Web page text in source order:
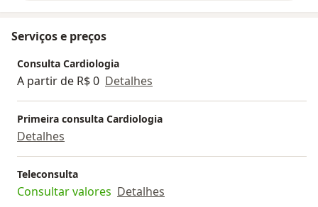
esposa nos encantamos desde a primeira vez e cada
vez mais me afinizo com o povo e o ritmo da cidade.
Desta forma, coloco à disposição de todas as pessoas
que me procuram, a minha experiência, empatia e
conhecimento, fruto do estudo e aprendizado
CARDIOLOGIA PREVENTIVA, ENVELHECIMENTO
SAUDÁVEL e CARDIOGERIATRIA. Também realizo
avaliações clínicas e cardiológicas, consultas de
física, avaliações pré-operatórias, e tratamento das
principais doenças do coração.
Serviços e preços
Consulta Cardiologia
A partir de R$ 0 Detalhes
Primeira consulta Cardiologia
Detalhes
Teleconsulta
Consultar valores Detalhes